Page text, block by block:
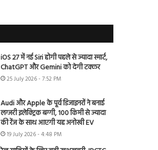
iOS 27 में नई Siri होगी पहले से ज्यादा स्मार्ट,
ChatGPT और Gemini को देगी टक्कर
25 July 2026 - 7:52 PM
Audi और Apple के पूर्व डिजाइनरों ने बनाई
लग्जरी इलेक्ट्रिक बग्गी, 100 किमी से ज्यादा
की रेंज के साथ आएगी यह अनोखी EV
19 July 2026 - 4:48 PM